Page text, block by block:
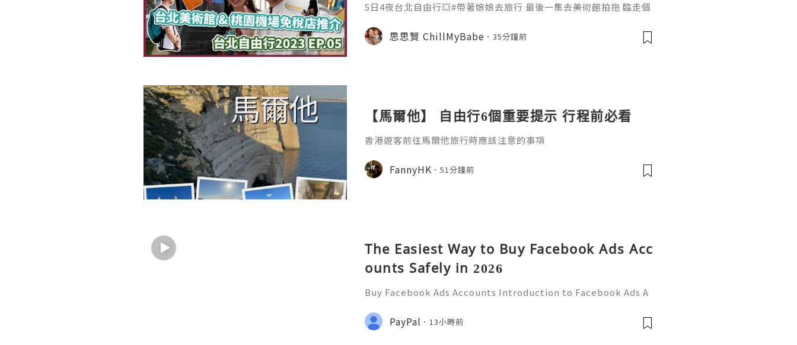
5日4夜台北自由行💥#帶著娘娘去旅行 最後一集去美術館拍拖 臨走個
pening & 酒店Review 📍 和苑三井花園飯店 台北忠孝 01:38 Lunch
📍 Japoli義大利餐酒館新生店 06:33 前往美術館 📍 忠孝新生 - 去圓
思思賢 ChillMyBabe 35分鐘前
【馬爾他】 自由行6個重要提示 行程前必看
香港遊客前往馬爾他旅行時應該注意的事項
FannyHK 51分鐘前
The Easiest Way to Buy Facebook Ads Acc
ounts Safely in 2026
Buy Facebook Ads Accounts Introduction to Facebook Ads A
ng strategy? If so, navigating the world of Facebook adverti
sing can be challenging. W
PayPal 13小時前